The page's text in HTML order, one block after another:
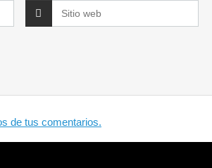
de tus comentarios.